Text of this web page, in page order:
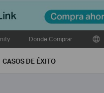
Donde Comprar
CASOS DE ÉXITO